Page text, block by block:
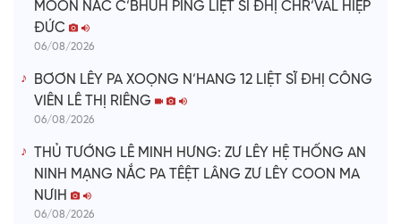
MOON NẮC C’BHUH PING LIỆT SĨ ĐHỊ CHR’VAL HIỆP
ĐỨC
06/08/2026
BƠƠN LÊY PA XOỌNG N’HANG 12 LIỆT SĨ ĐHỊ CÔNG
VIÊN LÊ THỊ RIÊNG
06/08/2026
THỦ TƯỚNG LÊ MINH HƯNG: ZƯ LÊY HỆ THỐNG AN
NINH MẠNG NẮC PA TÊỆT LÂNG ZƯ LÊY COON MA
NƯIH
06/08/2026